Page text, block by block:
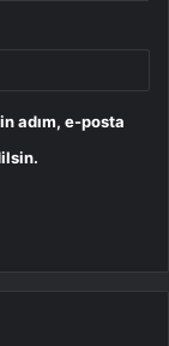
adım, e-posta